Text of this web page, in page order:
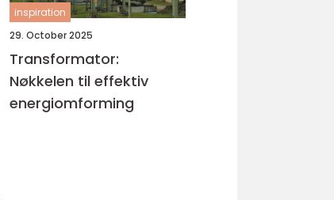
inspiration
29. October 2025
Transformator:
Nøkkelen til effektiv
energiomforming